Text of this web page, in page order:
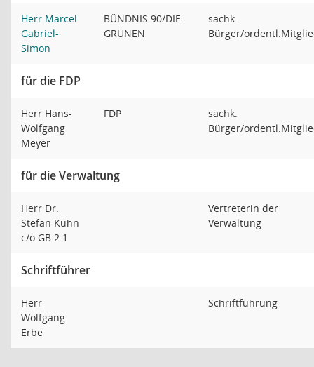
Herr Marcel
Gabriel-
Simon
BÜNDNIS 90/DIE
GRÜNEN
sachk.
Bürger/
für die FDP
Herr Hans-
Wolfgang
Meyer
FDP
sachk.
Bürger/
für die Verwaltung
Herr Dr.
Stefan Kühn
c/o GB 2.1
Vertreterin der
Verwaltung
Schriftführer
Herr
Wolfgang
Erbe
Schriftführung